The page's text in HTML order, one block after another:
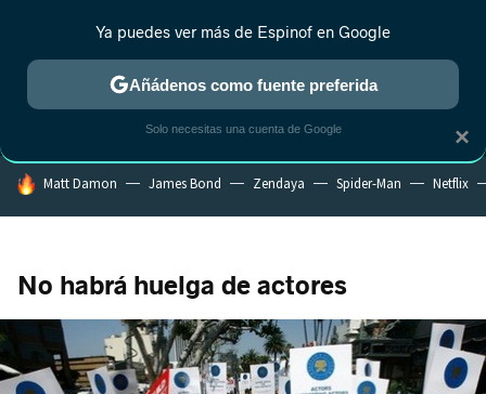
MENÚ NUEVO
ESTRENOS REALITY ANIME RANKINGS CINE
HOY SE HABLA DE
Matt Damon James Bond Zendaya Spider-Man Netflix
No habrá huelga de actores
×
Ya puedes ver más de Espinof en Google
Añádenos como fuente preferida
Solo necesitas una cuenta de Google